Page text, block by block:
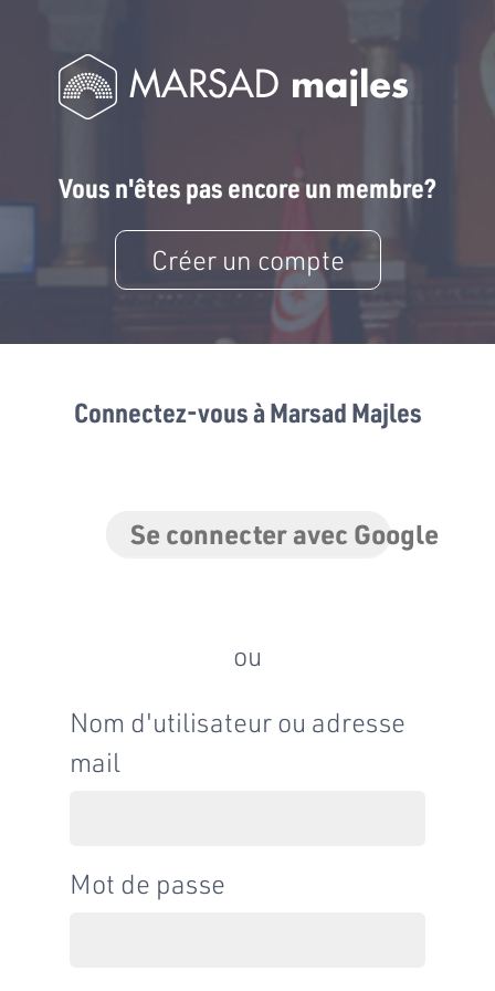
Vous n'êtes pas encore un membre?
Créer un compte
Connectez-vous à Marsad Majles
Se connecter avec Google
ou
Nom d'utilisateur ou adresse
mail
Mot de passe